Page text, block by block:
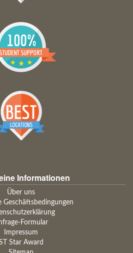
Informationen
Über uns
Geschäftsbedingungen
Formular
Impressum
Star Award